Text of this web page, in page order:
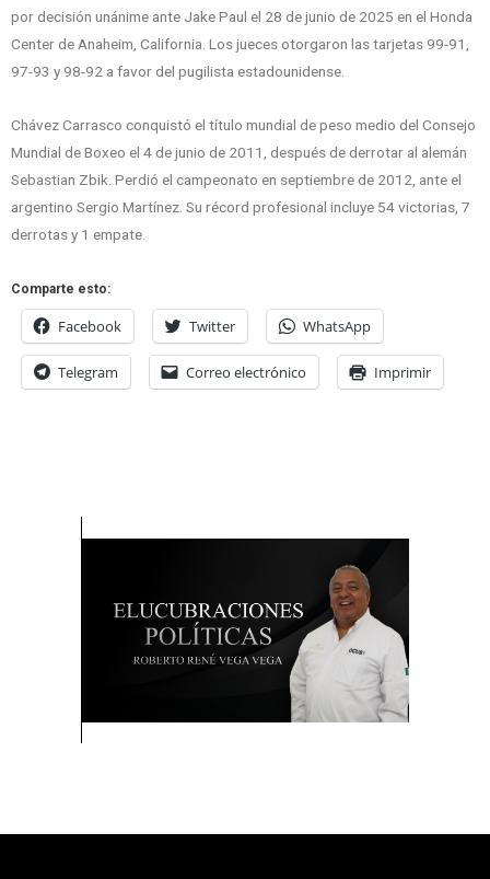
por decisión unánime ante Jake Paul el 28 de junio de 2025 en el Honda
Center de Anaheim, California. Los jueces otorgaron las tarjetas 99-91,
97-93 y 98-92 a favor del pugilista estadounidense.
Chávez Carrasco conquistó el título mundial de peso medio del Consejo
Mundial de Boxeo el 4 de junio de 2011, después de derrotar al alemán
Sebastian Zbik. Perdió el campeonato en septiembre de 2012, ante el
argentino Sergio Martínez. Su récord profesional incluye 54 victorias, 7
derrotas y 1 empate.
Comparte esto:
Facebook Twitter WhatsApp
Telegram Correo electrónico Imprimir